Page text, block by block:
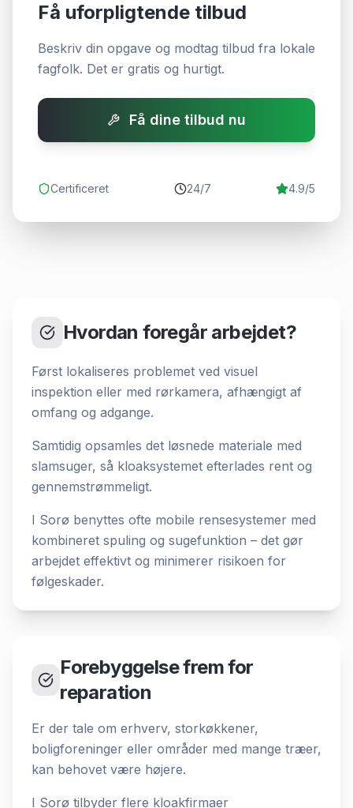
Få uforpligtende tilbud
Beskriv din opgave og modtag tilbud fra lokale
fagfolk. Det er gratis og hurtigt.
Få dine tilbud nu
Certificeret 24/7 4.9/5
Hvordan foregår arbejdet?
Først lokaliseres problemet ved visuel
inspektion eller med rørkamera, afhængigt af
omfang og adgange.
Samtidig opsamles det løsnede materiale med
slamsuger, så kloaksystemet efterlades rent og
gennemstrømmeligt.
I Sorø benyttes ofte mobile rensesystemer med
kombineret spuling og sugefunktion – det gør
arbejdet effektivt og minimerer risikoen for
følgeskader.
Forebyggelse frem for
reparation
Er der tale om erhverv, storkøkkener,
boligforeninger eller områder med mange træer,
kan behovet være højere.
I Sorø tilbyder flere kloakfirmaer